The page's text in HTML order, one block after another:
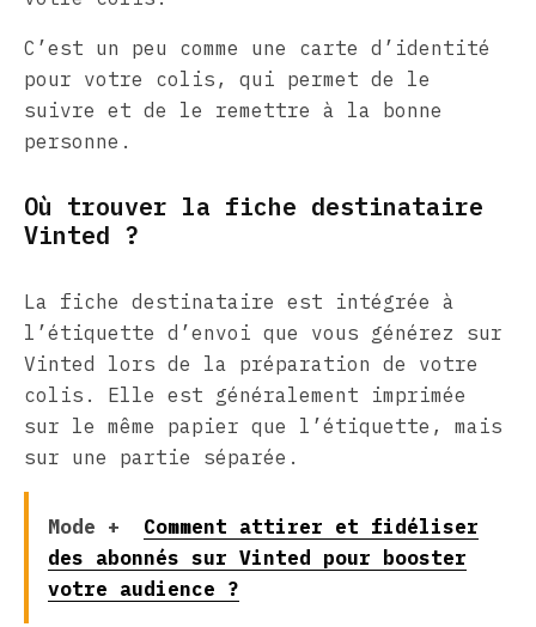
C’est un peu comme une carte d’identité
pour votre colis, qui permet de le
suivre et de le remettre à la bonne
personne.
Où trouver la fiche destinataire
Vinted ?
La fiche destinataire est intégrée à
l’étiquette d’envoi que vous générez sur
Vinted lors de la préparation de votre
colis. Elle est généralement imprimée
sur le même papier que l’étiquette, mais
sur une partie séparée.
Mode +
Comment attirer et fidéliser
des abonnés sur Vinted pour booster
votre audience ?